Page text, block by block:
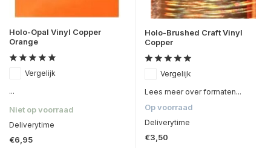
Holo-Opal Vinyl Copper
Orange
Vergelijk
...
Niet op voorraad
Deliverytime
€6,95
Holo-Brushed Craft Vinyl
Copper
Vergelijk
Lees meer over formaten...
Op voorraad
Deliverytime
€3,50